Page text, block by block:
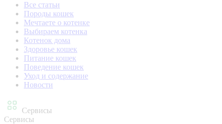
Все статьи
Породы кошек
Мечтаете о котенке
Выбираем котенка
Котенок дома
Здоровье кошек
Питание кошек
Поведение кошек
Уход и содержание
Новости
Сервисы
Сервисы